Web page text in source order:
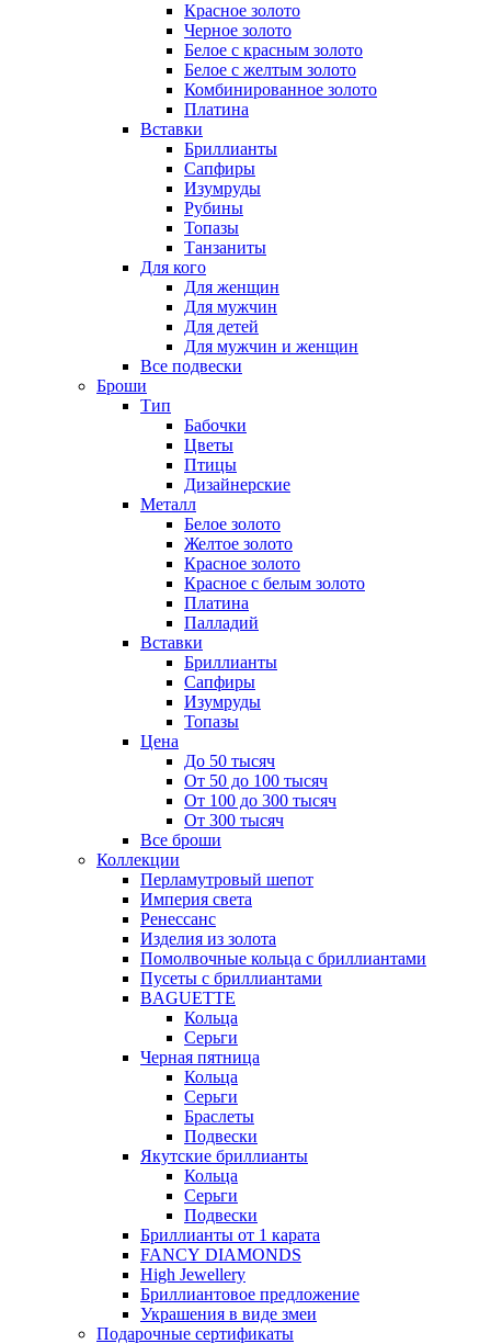
Красное золото
Черное золото
Белое с красным золото
Белое с желтым золото
Комбинированное золото
Платина
Вставки
Бриллианты
Сапфиры
Изумруды
Рубины
Топазы
Танзаниты
Для кого
Для женщин
Для мужчин
Для детей
Для мужчин и женщин
Все подвески
Броши
Тип
Бабочки
Цветы
Птицы
Дизайнерские
Металл
Белое золото
Желтое золото
Красное золото
Красное с белым золото
Платина
Палладий
Вставки
Бриллианты
Сапфиры
Изумруды
Топазы
Цена
До 50 тысяч
От 50 до 100 тысяч
От 100 до 300 тысяч
От 300 тысяч
Все броши
Коллекции
Перламутровый шепот
Империя света
Ренессанс
Изделия из золота
Помолвочные кольца с бриллиантами
Пусеты с бриллиантами
BAGUETTE
Кольца
Серьги
Черная пятница
Кольца
Серьги
Браслеты
Подвески
Якутские бриллианты
Кольца
Серьги
Подвески
Бриллианты от 1 карата
FANCY DIAMONDS
High Jewellery
Бриллиантовое предложение
Украшения в виде змеи
Подарочные сертификаты